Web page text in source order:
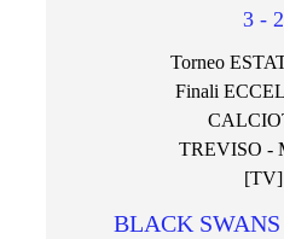
3 - 2
Torneo
Finali
TREVISO -
[TV]
BLACK